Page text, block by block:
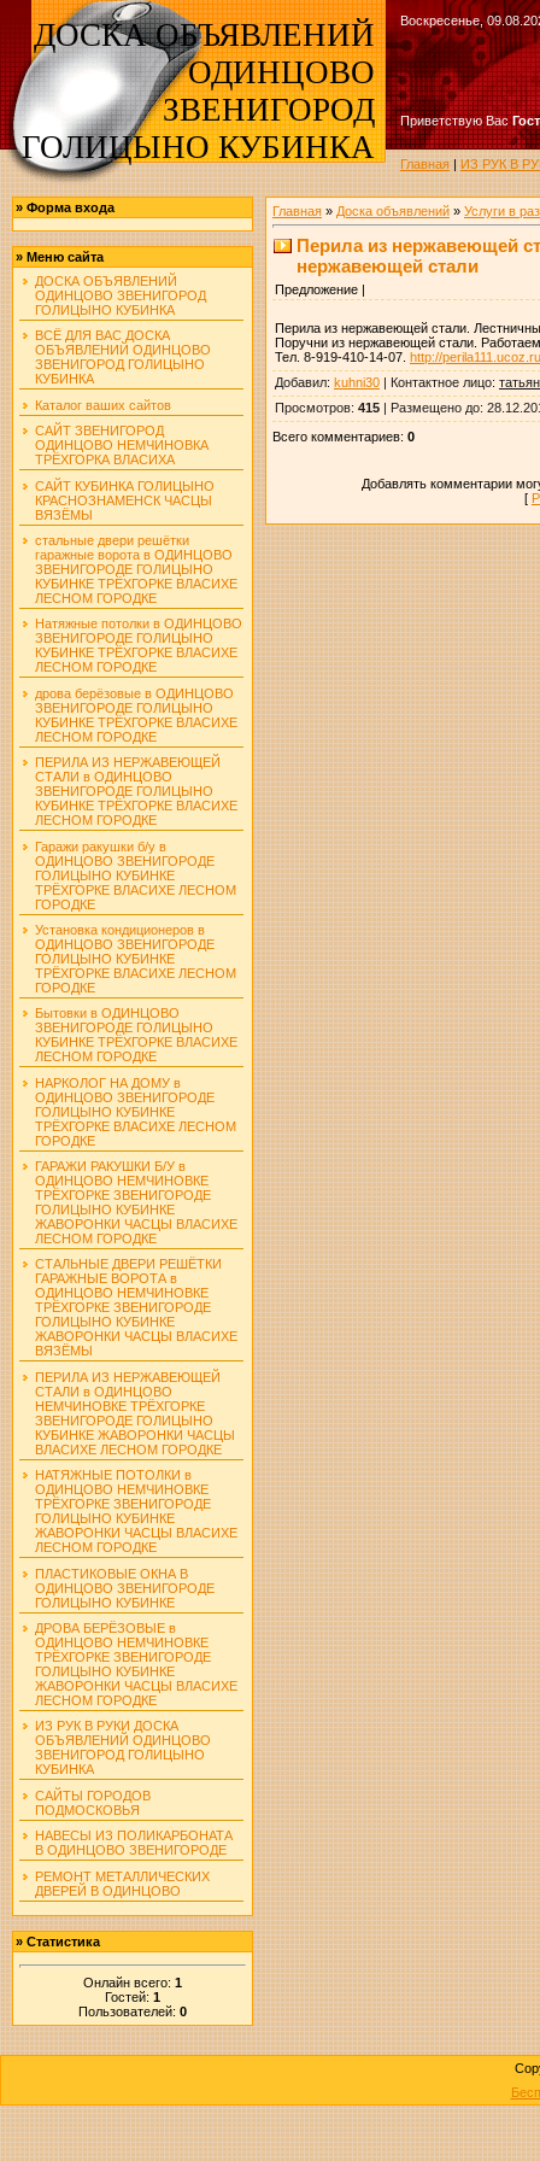
ДОСКА ОБЪЯВЛЕНИЙ
ОДИНЦОВО
ЗВЕНИГОРОД
ГОЛИЦЫНО КУБИНКА
Воскресенье,
Приветствую Вас
Главная|ИЗ РУК В
» Форма входа
» Меню сайта
ДОСКА ОБЪЯВЛЕНИЙ
ОДИНЦОВО ЗВЕНИГОРОД
ГОЛИЦЫНО КУБИНКА
ВСЁ ДЛЯ ВАС ДОСКА
ОБЪЯВЛЕНИЙ ОДИНЦОВО
ЗВЕНИГОРОД ГОЛИЦЫНО
КУБИНКА
Каталог ваших сайтов
САЙТ ЗВЕНИГОРОД
ОДИНЦОВО НЕМЧИНОВКА
ТРЁХГОРКА ВЛАСИХА
САЙТ КУБИНКА ГОЛИЦЫНО
КРАСНОЗНАМЕНСК ЧАСЦЫ
ВЯЗЁМЫ
стальные двери решётки
гаражные ворота в ОДИНЦОВО
ЗВЕНИГОРОДЕ ГОЛИЦЫНО
КУБИНКЕ ТРЁХГОРКЕ ВЛАСИХЕ
ЛЕСНОМ ГОРОДКЕ
Натяжные потолки в ОДИНЦОВО
ЗВЕНИГОРОДЕ ГОЛИЦЫНО
КУБИНКЕ ТРЁХГОРКЕ ВЛАСИХЕ
ЛЕСНОМ ГОРОДКЕ
дрова берёзовые в ОДИНЦОВО
ЗВЕНИГОРОДЕ ГОЛИЦЫНО
КУБИНКЕ ТРЁХГОРКЕ ВЛАСИХЕ
ЛЕСНОМ ГОРОДКЕ
ПЕРИЛА ИЗ НЕРЖАВЕЮЩЕЙ
СТАЛИ в ОДИНЦОВО
ЗВЕНИГОРОДЕ ГОЛИЦЫНО
КУБИНКЕ ТРЁХГОРКЕ ВЛАСИХЕ
ЛЕСНОМ ГОРОДКЕ
Гаражи ракушки б/у в
ОДИНЦОВО ЗВЕНИГОРОДЕ
ГОЛИЦЫНО КУБИНКЕ
ТРЁХГОРКЕ ВЛАСИХЕ ЛЕСНОМ
ГОРОДКЕ
Установка кондиционеров в
ОДИНЦОВО ЗВЕНИГОРОДЕ
ГОЛИЦЫНО КУБИНКЕ
ТРЁХГОРКЕ ВЛАСИХЕ ЛЕСНОМ
ГОРОДКЕ
Бытовки в ОДИНЦОВО
ЗВЕНИГОРОДЕ ГОЛИЦЫНО
КУБИНКЕ ТРЁХГОРКЕ ВЛАСИХЕ
ЛЕСНОМ ГОРОДКЕ
НАРКОЛОГ НА ДОМУ в
ОДИНЦОВО ЗВЕНИГОРОДЕ
ГОЛИЦЫНО КУБИНКЕ
ТРЁХГОРКЕ ВЛАСИХЕ ЛЕСНОМ
ГОРОДКЕ
ГАРАЖИ РАКУШКИ Б/У в
ОДИНЦОВО НЕМЧИНОВКЕ
ТРЁХГОРКЕ ЗВЕНИГОРОДЕ
ГОЛИЦЫНО КУБИНКЕ
ЖАВОРОНКИ ЧАСЦЫ ВЛАСИХЕ
ЛЕСНОМ ГОРОДКЕ
СТАЛЬНЫЕ ДВЕРИ РЕШЁТКИ
ГАРАЖНЫЕ ВОРОТА в
ОДИНЦОВО НЕМЧИНОВКЕ
ТРЁХГОРКЕ ЗВЕНИГОРОДЕ
ГОЛИЦЫНО КУБИНКЕ
ЖАВОРОНКИ ЧАСЦЫ ВЛАСИХЕ
ВЯЗЁМЫ
ПЕРИЛА ИЗ НЕРЖАВЕЮЩЕЙ
СТАЛИ в ОДИНЦОВО
НЕМЧИНОВКЕ ТРЁХГОРКЕ
ЗВЕНИГОРОДЕ ГОЛИЦЫНО
КУБИНКЕ ЖАВОРОНКИ ЧАСЦЫ
ВЛАСИХЕ ЛЕСНОМ ГОРОДКЕ
НАТЯЖНЫЕ ПОТОЛКИ в
ОДИНЦОВО НЕМЧИНОВКЕ
ТРЁХГОРКЕ ЗВЕНИГОРОДЕ
ГОЛИЦЫНО КУБИНКЕ
ЖАВОРОНКИ ЧАСЦЫ ВЛАСИХЕ
ЛЕСНОМ ГОРОДКЕ
ПЛАСТИКОВЫЕ ОКНА В
ОДИНЦОВО ЗВЕНИГОРОДЕ
ГОЛИЦЫНО КУБИНКЕ
ДРОВА БЕРЁЗОВЫЕ в
ОДИНЦОВО НЕМЧИНОВКЕ
ТРЁХГОРКЕ ЗВЕНИГОРОДЕ
ГОЛИЦЫНО КУБИНКЕ
ЖАВОРОНКИ ЧАСЦЫ ВЛАСИХЕ
ЛЕСНОМ ГОРОДКЕ
ИЗ РУК В РУКИ ДОСКА
ОБЪЯВЛЕНИЙ ОДИНЦОВО
ЗВЕНИГОРОД ГОЛИЦЫНО
КУБИНКА
САЙТЫ ГОРОДОВ
ПОДМОСКОВЬЯ
НАВЕСЫ ИЗ ПОЛИКАРБОНАТА
В ОДИНЦОВО ЗВЕНИГОРОДЕ
РЕМОНТ МЕТАЛЛИЧЕСКИХ
ДВЕРЕЙ В ОДИНЦОВО
» Статистика
Онлайн всего: 1
Гостей: 1
Пользователей: 0
Главная» Доска объявлений» Услуги в
Перила из нержавеющей
нержавеющей стали
Предложение |
Перила из нержавеющей стали.
Поручни из нержавеющей стали.
Тел. 8-919-410-14-07. http://perila111.ucoz.ru
Добавил: kuhni30| Контактное лицо:
Просмотров: 415| Размещено до:
Всего комментариев: 0
Добавлять комментарии
[